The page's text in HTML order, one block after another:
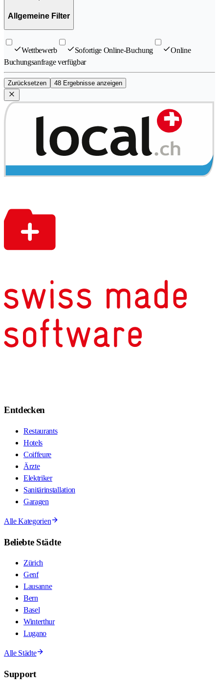
Allgemeine Filter
Wettbewerb Sofortige Online-Buchung
Online
Buchungsanfrage verfügbar
Zurücksetzen 48 Ergebnisse anzeigen
Entdecken
Restaurants
Hotels
Coiffeure
Ärzte
Elektriker
Sanitärinstallation
Garagen
Alle Kategorien
Beliebte Städte
Zürich
Genf
Lausanne
Bern
Basel
Winterthur
Lugano
Alle Städte
Support